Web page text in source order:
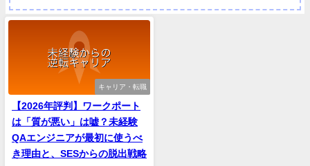
キャリア・転職
【2026年評判】ワークポート
は「質が悪い」は嘘？未経験
QAエンジニアが最初に使うべ
き理由と、SESからの脱出戦略